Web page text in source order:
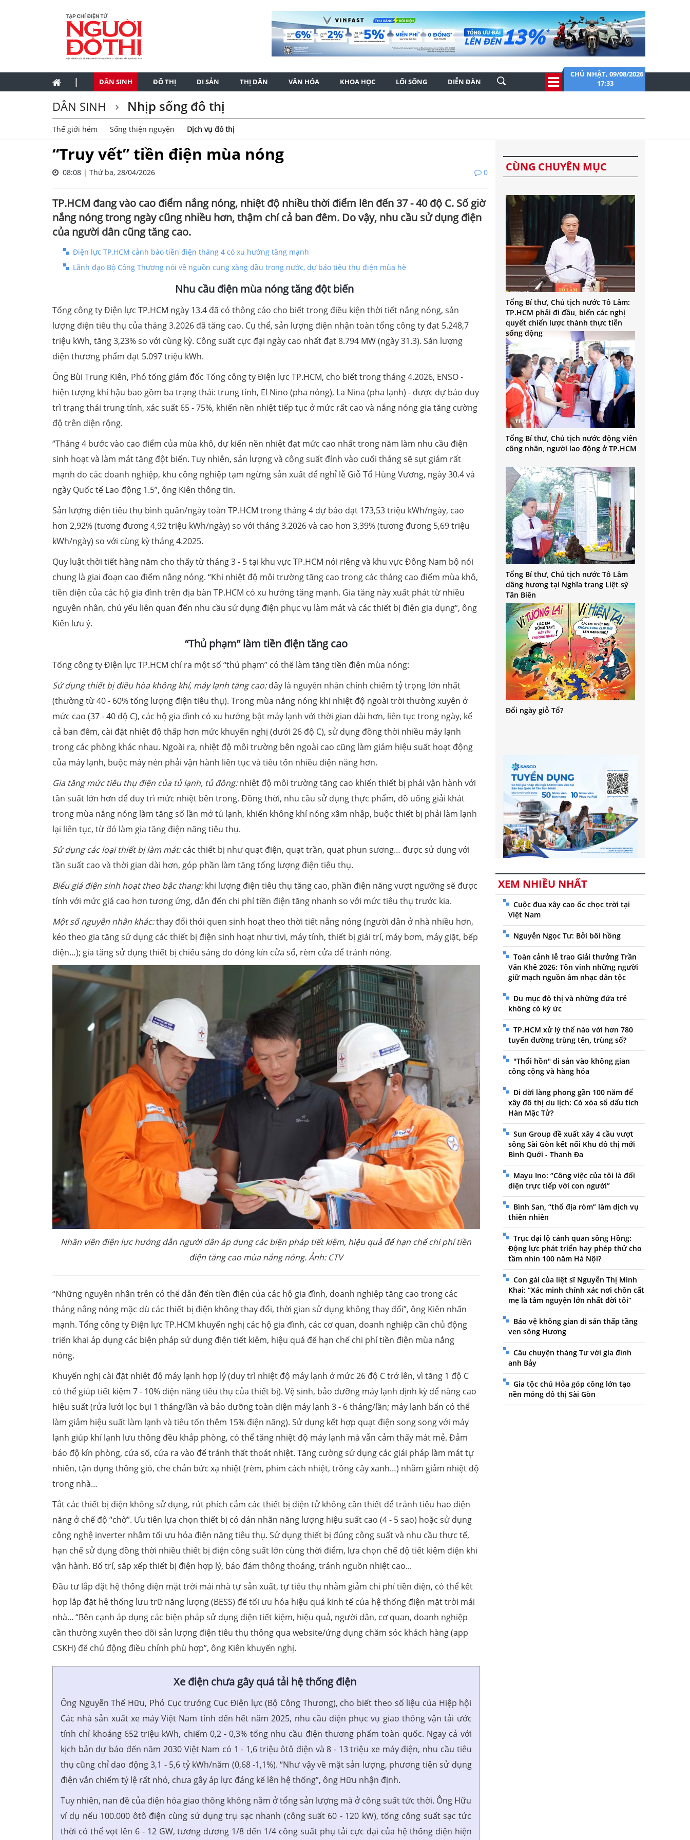
| DÂN SINH ĐÔ THỊ DI SẢN THỊ DÂN VĂN HÓA KHOA HỌC LỐI SỐNG DIỄN ĐÀN
CHỦ NHẬT, 09/08/2026
17:33
DÂN SINH Nhịp sống đô thị
Thế giới hẻm Sống thiện nguyện Dịch vụ đô thị
“Truy vết” tiền điện mùa nóng
08:08 | Thứ ba, 28/04/2026 0
TP.HCM đang vào cao điểm nắng nóng, nhiệt độ nhiều thời điểm lên đến 37 - 40 độ C. Số giờ
nắng nóng trong ngày cũng nhiều hơn, thậm chí cả ban đêm. Do vậy, nhu cầu sử dụng điện
của người dân cũng tăng cao.
Điện lực TP.HCM cảnh báo tiền điện tháng 4 có xu hướng tăng mạnh
Lãnh đạo Bộ Công Thương nói về nguồn cung xăng dầu trong nước, dự báo tiêu thụ điện mùa hè
Nhu cầu điện mùa nóng tăng đột biến
Tổng công ty Điện lực TP.HCM ngày 13.4 đã có thông cáo cho biết trong điều kiện thời tiết nắng nóng, sản
lượng điện tiêu thụ của tháng 3.2026 đã tăng cao. Cụ thể, sản lượng điện nhận toàn tổng công ty đạt 5.248,7
triệu kWh, tăng 3,23% so với cùng kỳ. Công suất cực đại ngày cao nhất đạt 8.794 MW (ngày 31.3). Sản lượng
điện thương phẩm đạt 5.097 triệu kWh.
Ông Bùi Trung Kiên, Phó tổng giám đốc Tổng công ty Điện lực TP.HCM, cho biết trong tháng 4.2026, ENSO -
hiện tượng khí hậu bao gồm ba trạng thái: trung tính, El Nino (pha nóng), La Nina (pha lạnh) - được dự báo duy
trì trạng thái trung tính, xác suất 65 - 75%, khiến nền nhiệt tiếp tục ở mức rất cao và nắng nóng gia tăng cường
độ trên diện rộng.
“Tháng 4 bước vào cao điểm của mùa khô, dự kiến nền nhiệt đạt mức cao nhất trong năm làm nhu cầu điện
sinh hoạt và làm mát tăng đột biến. Tuy nhiên, sản lượng và công suất đỉnh vào cuối tháng sẽ sụt giảm rất
mạnh do các doanh nghiệp, khu công nghiệp tạm ngừng sản xuất để nghỉ lễ Giỗ Tổ Hùng Vương, ngày 30.4 và
ngày Quốc tế Lao động 1.5”, ông Kiên thông tin.
Sản lượng điện tiêu thụ bình quân/ngày toàn TP.HCM trong tháng 4 dự báo đạt 173,53 triệu kWh/ngày, cao
hơn 2,92% (tương đương 4,92 triệu kWh/ngày) so với tháng 3.2026 và cao hơn 3,39% (tương đương 5,69 triệu
kWh/ngày) so với cùng kỳ tháng 4.2025.
Quy luật thời tiết hàng năm cho thấy từ tháng 3 - 5 tại khu vực TP.HCM nói riêng và khu vực Đông Nam bộ nói
chung là giai đoạn cao điểm nắng nóng. “Khi nhiệt độ môi trường tăng cao trong các tháng cao điểm mùa khô,
tiền điện của các hộ gia đình trên địa bàn TP.HCM có xu hướng tăng mạnh. Gia tăng này xuất phát từ nhiều
nguyên nhân, chủ yếu liên quan đến nhu cầu sử dụng điện phục vụ làm mát và các thiết bị điện gia dụng”, ông
Kiên lưu ý.
“Thủ phạm” làm tiền điện tăng cao
Tổng công ty Điện lực TP.HCM chỉ ra một số “thủ phạm” có thể làm tăng tiền điện mùa nóng:
Sử dụng thiết bị điều hòa không khí, máy lạnh tăng cao:đây là nguyên nhân chính chiếm tỷ trọng lớn nhất
(thường từ 40 - 60% tổng lượng điện tiêu thụ). Trong mùa nắng nóng khi nhiệt độ ngoài trời thường xuyên ở
mức cao (37 - 40 độ C), các hộ gia đình có xu hướng bật máy lạnh với thời gian dài hơn, liên tục trong ngày, kể
cả ban đêm, cài đặt nhiệt độ thấp hơn mức khuyến nghị (dưới 26 độ C), sử dụng đồng thời nhiều máy lạnh
trong các phòng khác nhau. Ngoài ra, nhiệt độ môi trường bên ngoài cao cũng làm giảm hiệu suất hoạt động
của máy lạnh, buộc máy nén phải vận hành liên tục và tiêu tốn nhiều điện năng hơn.
Gia tăng mức tiêu thụ điện của tủ lạnh, tủ đông:nhiệt độ môi trường tăng cao khiến thiết bị phải vận hành với
tần suất lớn hơn để duy trì mức nhiệt bên trong. Đồng thời, nhu cầu sử dụng thực phẩm, đồ uống giải khát
trong mùa nắng nóng làm tăng số lần mở tủ lạnh, khiến không khí nóng xâm nhập, buộc thiết bị phải làm lạnh
lại liên tục, từ đó làm gia tăng điện năng tiêu thụ.
Sử dụng các loại thiết bị làm mát:các thiết bị như quạt điện, quạt trần, quạt phun sương… được sử dụng với
tần suất cao và thời gian dài hơn, góp phần làm tăng tổng lượng điện tiêu thụ.
Biểu giá điện sinh hoạt theo bậc thang:khi lượng điện tiêu thụ tăng cao, phần điện năng vượt ngưỡng sẽ được
tính với mức giá cao hơn tương ứng, dẫn đến chi phí tiền điện tăng nhanh so với mức tiêu thụ trước kia.
Một số nguyên nhân khác:thay đổi thói quen sinh hoạt theo thời tiết nắng nóng (người dân ở nhà nhiều hơn,
kéo theo gia tăng sử dụng các thiết bị điện sinh hoạt như tivi, máy tính, thiết bị giải trí, máy bơm, máy giặt, bếp
điện…); gia tăng sử dụng thiết bị chiếu sáng do đóng kín cửa sổ, rèm cửa để tránh nóng.
Nhân viên điện lực hướng dẫn người dân áp dụng các biện pháp tiết kiệm, hiệu quả để hạn chế chi phí tiền
điện tăng cao mùa nắng nóng. Ảnh: CTV
“Những nguyên nhân trên có thể dẫn đến tiền điện của các hộ gia đình, doanh nghiệp tăng cao trong các
tháng nắng nóng mặc dù các thiết bị điện không thay đổi, thời gian sử dụng không thay đổi”, ông Kiên nhấn
mạnh. Tổng công ty Điện lực TP.HCM khuyến nghị các hộ gia đình, các cơ quan, doanh nghiệp cần chủ động
triển khai áp dụng các biện pháp sử dụng điện tiết kiệm, hiệu quả để hạn chế chi phí tiền điện mùa nắng
nóng.
Khuyến nghị cài đặt nhiệt độ máy lạnh hợp lý (duy trì nhiệt độ máy lạnh ở mức 26 độ C trở lên, vì tăng 1 độ C
có thể giúp tiết kiệm 7 - 10% điện năng tiêu thụ của thiết bị). Vệ sinh, bảo dưỡng máy lạnh định kỳ để nâng cao
hiệu suất (rửa lưới lọc bụi 1 tháng/lần và bảo dưỡng toàn diện máy lạnh 3 - 6 tháng/lần; máy lạnh bẩn có thể
làm giảm hiệu suất làm lạnh và tiêu tốn thêm 15% điện năng). Sử dụng kết hợp quạt điện song song với máy
lạnh giúp khí lạnh lưu thông đều khắp phòng, có thể tăng nhiệt độ máy lạnh mà vẫn cảm thấy mát mẻ. Đảm
bảo độ kín phòng, cửa sổ, cửa ra vào để tránh thất thoát nhiệt. Tăng cường sử dụng các giải pháp làm mát tự
nhiên, tận dụng thông gió, che chắn bức xạ nhiệt (rèm, phim cách nhiệt, trồng cây xanh…) nhằm giảm nhiệt độ
trong nhà…
Tắt các thiết bị điện không sử dụng, rút phích cắm các thiết bị điện tử không cần thiết để tránh tiêu hao điện
năng ở chế độ “chờ”. Ưu tiên lựa chọn thiết bị có dán nhãn năng lượng hiệu suất cao (4 - 5 sao) hoặc sử dụng
công nghệ inverter nhằm tối ưu hóa điện năng tiêu thụ. Sử dụng thiết bị đúng công suất và nhu cầu thực tế,
hạn chế sử dụng đồng thời nhiều thiết bị điện công suất lớn cùng thời điểm, lựa chọn chế độ tiết kiệm điện khi
vận hành. Bố trí, sắp xếp thiết bị điện hợp lý, bảo đảm thông thoáng, tránh nguồn nhiệt cao...
Đầu tư lắp đặt hệ thống điện mặt trời mái nhà tự sản xuất, tự tiêu thụ nhằm giảm chi phí tiền điện, có thể kết
hợp lắp đặt hệ thống lưu trữ năng lượng (BESS) để tối ưu hóa hiệu quả kinh tế của hệ thống điện mặt trời mái
nhà... “Bên cạnh áp dụng các biện pháp sử dụng điện tiết kiệm, hiệu quả, người dân, cơ quan, doanh nghiệp
cần thường xuyên theo dõi sản lượng điện tiêu thụ thông qua website/ứng dụng chăm sóc khách hàng (app
CSKH) để chủ động điều chỉnh phù hợp”, ông Kiên khuyến nghị.
Xe điện chưa gây quá tải hệ thống điện
Ông Nguyễn Thế Hữu, Phó Cục trưởng Cục Điện lực (Bộ Công Thương), cho biết theo số liệu của Hiệp hội
Các nhà sản xuất xe máy Việt Nam tính đến hết năm 2025, nhu cầu điện phục vụ giao thông vận tải ước
tính chỉ khoảng 652 triệu kWh, chiếm 0,2 - 0,3% tổng nhu cầu điện thương phẩm toàn quốc. Ngay cả với
kịch bản dự báo đến năm 2030 Việt Nam có 1 - 1,6 triệu ôtô điện và 8 - 13 triệu xe máy điện, nhu cầu tiêu
thụ cũng chỉ dao động 3,1 - 5,6 tỷ kWh/năm (0,68 -1,1%). “Như vậy về mặt sản lượng, phương tiện sử dụng
điện vẫn chiếm tỷ lệ rất nhỏ, chưa gây áp lực đáng kể lên hệ thống”, ông Hữu nhận định.
Tuy nhiên, nan đề của điện hóa giao thông không nằm ở tổng sản lượng mà ở công suất tức thời. Ông Hữu
ví dụ nếu 100.000 ôtô điện cùng sử dụng trụ sạc nhanh (công suất 60 - 120 kW), tổng công suất sạc tức
thời có thể vọt lên 6 - 12 GW, tương đương 1/8 đến 1/4 công suất phụ tải cực đại của hệ thống điện hiện
CÙNG CHUYÊN MỤC
Tổng Bí thư, Chủ tịch nước Tô Lâm:
TP.HCM phải đi đầu, biến các nghị
quyết chiến lược thành thực tiễn
sống động
Tổng Bí thư, Chủ tịch nước động viên
công nhân, người lao động ở TP.HCM
Tổng Bí thư, Chủ tịch nước Tô Lâm
dâng hương tại Nghĩa trang Liệt sỹ
Tân Biên
Đổi ngày giỗ Tổ?
XEM NHIỀU NHẤT
Cuộc đua xây cao ốc chọc trời tại
Việt Nam
Nguyễn Ngọc Tư: Bởi bôi hồng
Toàn cảnh lễ trao Giải thưởng Trần
Văn Khê 2026: Tôn vinh những người
giữ mạch nguồn âm nhạc dân tộc
Du mục đô thị và những đứa trẻ
không có ký ức
TP.HCM xử lý thế nào với hơn 780
tuyến đường trùng tên, trùng số?
"Thổi hồn" di sản vào không gian
công cộng và hàng hóa
Di dời làng phong gần 100 năm để
xây đô thị du lịch: Có xóa sổ dấu tích
Hàn Mặc Tử?
Sun Group đề xuất xây 4 cầu vượt
sông Sài Gòn kết nối Khu đô thị mới
Bình Quới - Thanh Đa
Mayu Ino: “Công việc của tôi là đối
diện trực tiếp với con người”
Bình San, “thổ địa ròm” làm dịch vụ
thiên nhiên
Trục đại lộ cảnh quan sông Hồng:
Động lực phát triển hay phép thử cho
tầm nhìn 100 năm Hà Nội?
Con gái của liệt sĩ Nguyễn Thị Minh
Khai: “Xác minh chính xác nơi chôn cất
mẹ là tâm nguyện lớn nhất đời tôi”
Bảo vệ không gian di sản thấp tầng
ven sông Hương
Câu chuyện tháng Tư với gia đình
anh Bảy
Gia tộc chú Hỏa góp công lớn tạo
nền móng đô thị Sài Gòn